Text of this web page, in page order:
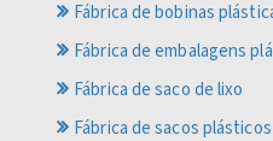
Fábrica de bobinas
Fábrica de embalagens
Fábrica de saco de lixo
Fábrica de sacos plásticos